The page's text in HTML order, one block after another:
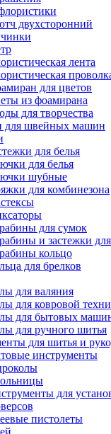
двухсторонний
лента
для цветов
из фоамирана
для творчества
для швейных машин
для белья
для белья
шубные
для комбинезона
для сумок
и застежки
кольцо
для брелков
для валяния
для ковровой
для бытовых
для ручного шитья
для шитья и
инструменты
для
пистолеты